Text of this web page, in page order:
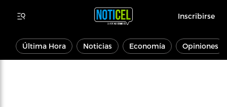
Inscribirse
Última Hora Noticias Economía Opiniones